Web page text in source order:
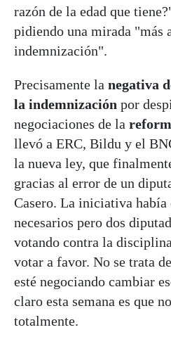
razón de la edad que
pidiendo una mirada "más
indemnización".
Precisamente la negativa
la indemnización por
negociaciones de la
llevó a ERC, Bildu y el
la nueva ley, que
gracias al error de un
Casero. La iniciativa había
necesarios pero dos
votando contra la
votar a favor. No se trata
esté negociando cambiar
claro esta semana es que
totalmente.